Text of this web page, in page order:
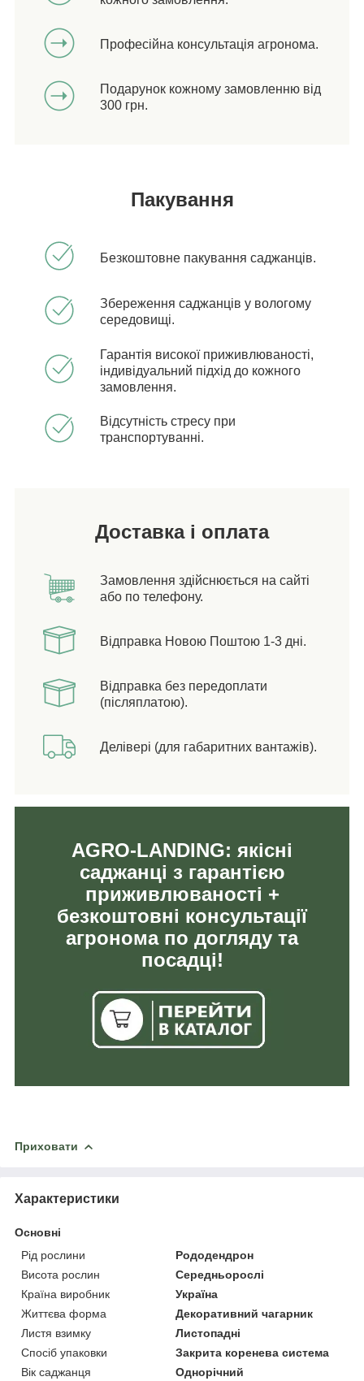
Професійна консультація агронома.
Подарунок кожному замовленню від
300 грн.
Пакування
Безкоштовне пакування саджанців.
Збереження саджанців у вологому
середовищі.
Гарантія високої приживлюваності,
індивідуальний підхід до кожного
замовлення.
Відсутність стресу при
транспортуванні.
Доставка і оплата
Замовлення здійснюється на сайті
або по телефону.
Відправка Новою Поштою 1-3 дні.
Відправка без передоплати
(післяплатою).
Делівері (для габаритних вантажів).
AGRO-LANDING: якісні
саджанці з гарантією
приживлюваності +
безкоштовні консультації
агронома по догляду та
посадці!
Приховати
Характеристики
Основні
Рід рослини
Рододендрон
Висота рослин
Середньорослі
Країна виробник
Україна
Життєва форма
Декоративний чагарник
Листя взимку
Листопадні
Спосіб упаковки
Закрита коренева система
Вік саджанця
Однорічний